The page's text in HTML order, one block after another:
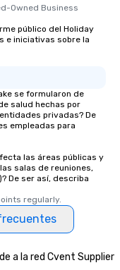
Owned Business
público del Holiday
e iniciativas sobre la
se formularon de
salud hechas por
privadas? De
empleadas para
las áreas públicas y
salas de reuniones,
De ser así, describa
regularly.
a la red Cvent Supplier